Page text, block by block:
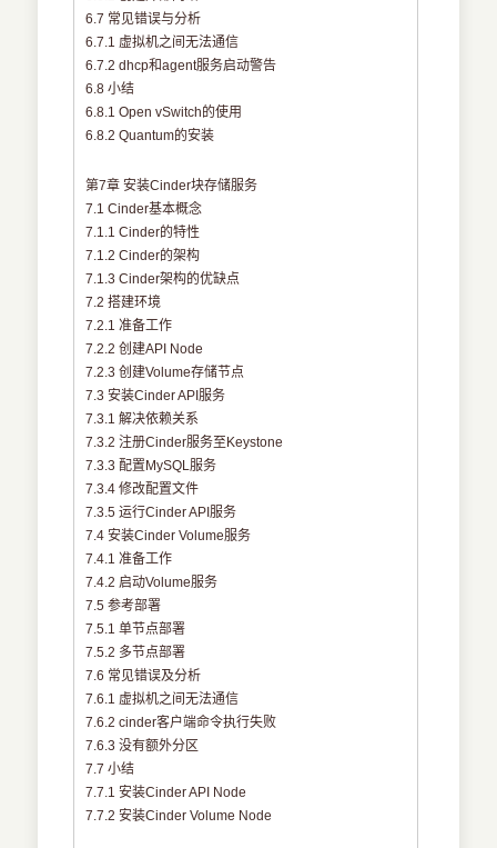
6.7 常见错误与分析
6.7.1 虚拟机之间无法通信
6.7.2 dhcp和agent服务启动警告
6.8 小结
6.8.1 Open vSwitch的使用
6.8.2 Quantum的安装
第7章 安装Cinder块存储服务
7.1 Cinder基本概念
7.1.1 Cinder的特性
7.1.2 Cinder的架构
7.1.3 Cinder架构的优缺点
7.2 搭建环境
7.2.1 准备工作
7.2.2 创建API Node
7.2.3 创建Volume存储节点
7.3 安装Cinder API服务
7.3.1 解决依赖关系
7.3.2 注册Cinder服务至Keystone
7.3.3 配置MySQL服务
7.3.4 修改配置文件
7.3.5 运行Cinder API服务
7.4 安装Cinder Volume服务
7.4.1 准备工作
7.4.2 启动Volume服务
7.5 参考部署
7.5.1 单节点部署
7.5.2 多节点部署
7.6 常见错误及分析
7.6.1 虚拟机之间无法通信
7.6.2 cinder客户端命令执行失败
7.6.3 没有额外分区
7.7 小结
7.7.1 安装Cinder API Node
7.7.2 安装Cinder Volume Node